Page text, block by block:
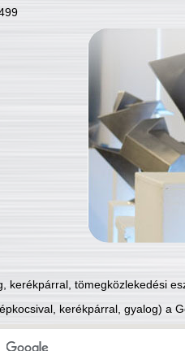
kerékpárral, tömegközlekedési
kerékpárral, gyalog) a